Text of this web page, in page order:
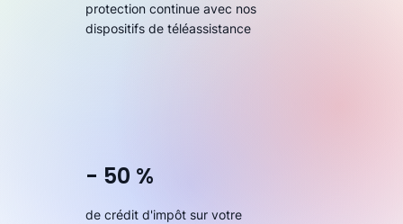
protection continue avec nos
dispositifs de téléassistance
- 50 %
de crédit d'impôt sur votre